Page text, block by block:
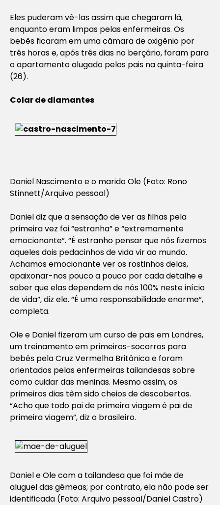
Eles puderam vê-las assim que chegaram lá,
enquanto eram limpas pelas enfermeiras. Os
bebês ficaram em uma câmara de oxigênio por
três horas e, após três dias no berçário, foram para
o apartamento alugado pelos pais na quinta-feira
(26).
Colar de diamantes
Daniel Nascimento e o marido Ole (Foto: Rono
Stinnett/Arquivo pessoal)
Daniel diz que a sensação de ver as filhas pela
primeira vez foi “estranha” e “extremamente
emocionante”. “É estranho pensar que nós fizemos
aqueles dois pedacinhos de vida vir ao mundo.
Achamos emocionante ver os rostinhos delas,
apaixonar-nos pouco a pouco por cada detalhe e
saber que elas dependem de nós 100% neste início
de vida”, diz ele. “É uma responsabilidade enorme”,
completa.
Ole e Daniel fizeram um curso de pais em Londres,
um treinamento em primeiros-socorros para
bebês pela Cruz Vermelha Britânica e foram
orientados pelas enfermeiras tailandesas sobre
como cuidar das meninas. Mesmo assim, os
primeiros dias têm sido cheios de descobertas.
“Acho que todo pai de primeira viagem é pai de
primeira viagem”, diz o brasileiro.
Daniel e Ole com a tailandesa que foi mãe de
aluguel das gêmeas; por contrato, ela não pode ser
identificada (Foto: Arquivo pessoal/Daniel Castro)